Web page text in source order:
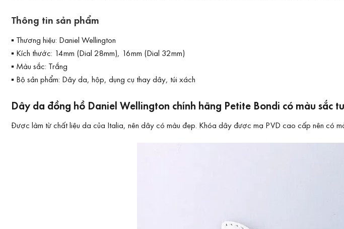
Thông tin sản phẩm
▪ Thương hiệu: Daniel Wellington
▪ Kích thước: 14mm (Dial 28mm), 16mm (Dial 32mm)
▪ Màu sắc: Trắng
▪ Bộ sản phẩm: Dây da, hộp, dụng cụ thay dây, túi xách
Dây da đồng hồ Daniel Wellington chính hãng Petite Bondi có màu sắc
Được làm từ chất liệu da của Italia, nên dây có màu đẹp. Khóa dây được mạ PVD cao cấp nên có